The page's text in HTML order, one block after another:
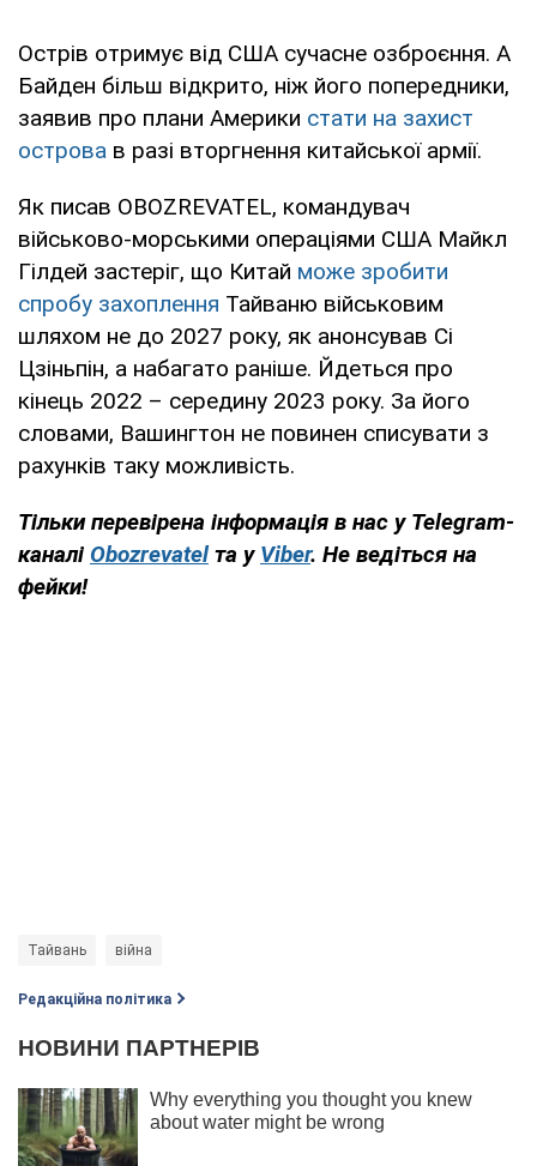
Острів отримує від США сучасне озброєння. А
Байден більш відкрито, ніж його попередники,
заявив про плани Америки стати на захист
острова в разі вторгнення китайської армії.
Як писав OBOZREVATEL, командувач
військово-морськими операціями США Майкл
Гілдей застеріг, що Китай може зробити
спробу захоплення Тайваню військовим
шляхом не до 2027 року, як анонсував Сі
Цзіньпін, а набагато раніше. Йдеться про
кінець 2022 – середину 2023 року. За його
словами, Вашингтон не повинен списувати з
рахунків таку можливість.
Тільки перевірена інформація в нас у Telegram-
каналі Obozrevatel та у Viber. Не ведіться на
фейки!
Тайвань війна
Редакційна політика